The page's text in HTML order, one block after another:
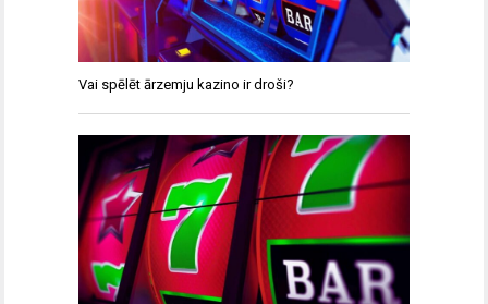
Vai spēlēt ārzemju kazino ir droši?